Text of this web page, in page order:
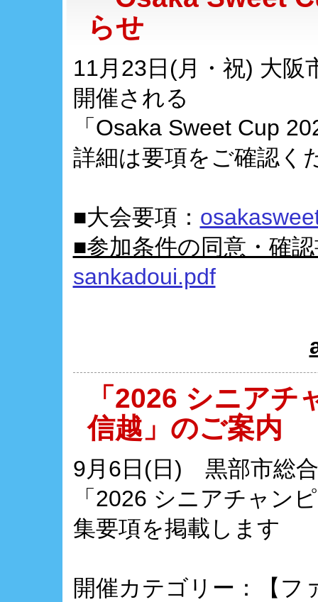
らせ
11月23日(月・祝) 大
開催される
「Osaka Sweet Cup
詳細は要項をご確認く
■大会要項：
■参加条件の同意・確
sankadoui.pdf
「2026 シニア
信越」のご案内
9月6日(日) 黒部市総
「2026 シニアチャン
集要項を掲載します
開催カテゴリー：【フ